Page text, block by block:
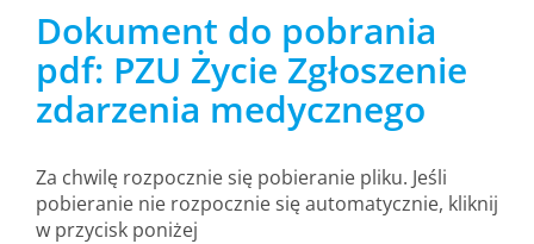
Dokument do pobrania
pdf: PZU Życie Zgłoszenie
zdarzenia medycznego
Za chwilę rozpocznie się pobieranie pliku. Jeśli
pobieranie nie rozpocznie się automatycznie, kliknij
w przycisk poniżej